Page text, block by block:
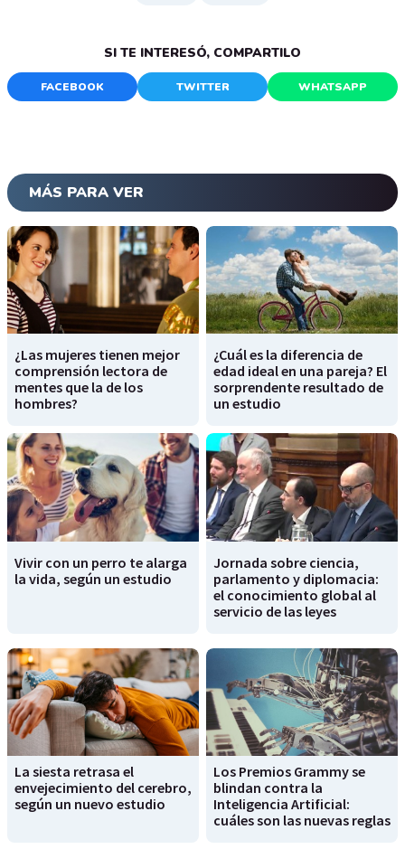
SI TE INTERESÓ, COMPARTILO
FACEBOOK TWITTER WHATSAPP
MÁS PARA VER
¿Las mujeres tienen mejor
comprensión lectora de
mentes que la de los
hombres?
¿Cuál es la diferencia de
edad ideal en una pareja? El
sorprendente resultado de
un estudio
Vivir con un perro te alarga
la vida, según un estudio
Jornada sobre ciencia,
parlamento y diplomacia:
el conocimiento global al
servicio de las leyes
La siesta retrasa el
envejecimiento del cerebro,
según un nuevo estudio
Los Premios Grammy se
blindan contra la
Inteligencia Artificial:
cuáles son las nuevas reglas